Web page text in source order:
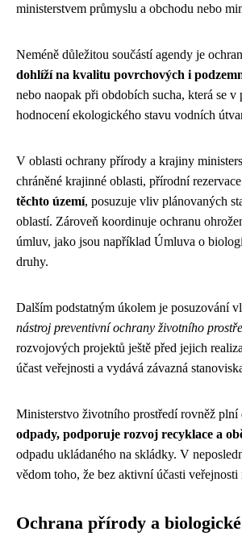
ministerstvem průmyslu a obchodu nebo
Neméně důležitou součástí agendy je
dohlíží na kvalitu povrchových i
nebo naopak při obdobích sucha, která se
hodnocení ekologického stavu vodních
V oblasti ochrany přírody a krajiny
chráněné krajinné oblasti, přírodní
těchto území, posuzuje vliv plánovaných
oblastí. Zároveň koordinuje ochranu
úmluv, jako jsou například Úmluva o
druhy.
Dalším podstatným úkolem je posuzování
nástroj preventivní ochrany životního
rozvojových projektů ještě před jejich
účast veřejnosti a vydává závazná
Ministerstvo životního prostředí rovněž
odpady, podporuje rozvoj recyklace a
odpadu ukládaného na skládky. V
vědom toho, že bez aktivní účasti
Ochrana přírody a